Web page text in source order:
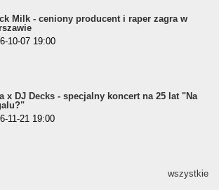
Milk - ceniony producent i raper zagra w
10-07 19:00
x DJ Decks - specjalny koncert na 25 lat "Na
11-21 19:00
wszystkie